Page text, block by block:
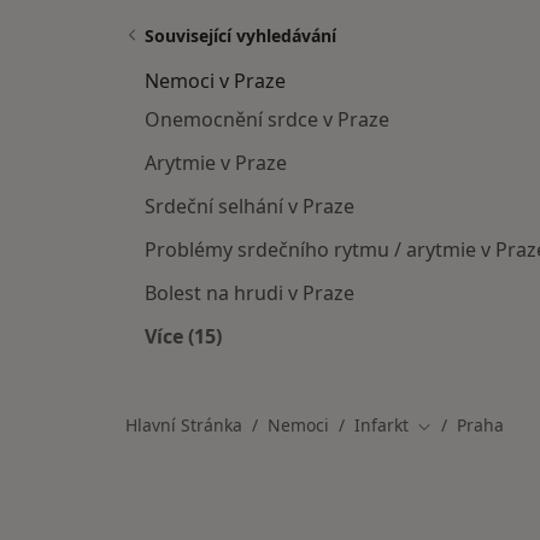
Související vyhledávání
Nemoci v Praze
Onemocnění srdce v Praze
Arytmie v Praze
Srdeční selhání v Praze
Problémy srdečního rytmu / arytmie v
Bolest na hrudi v Praze
Více (15)
Hlavní Stránka Nemoci Infarkt Změna města
Praha